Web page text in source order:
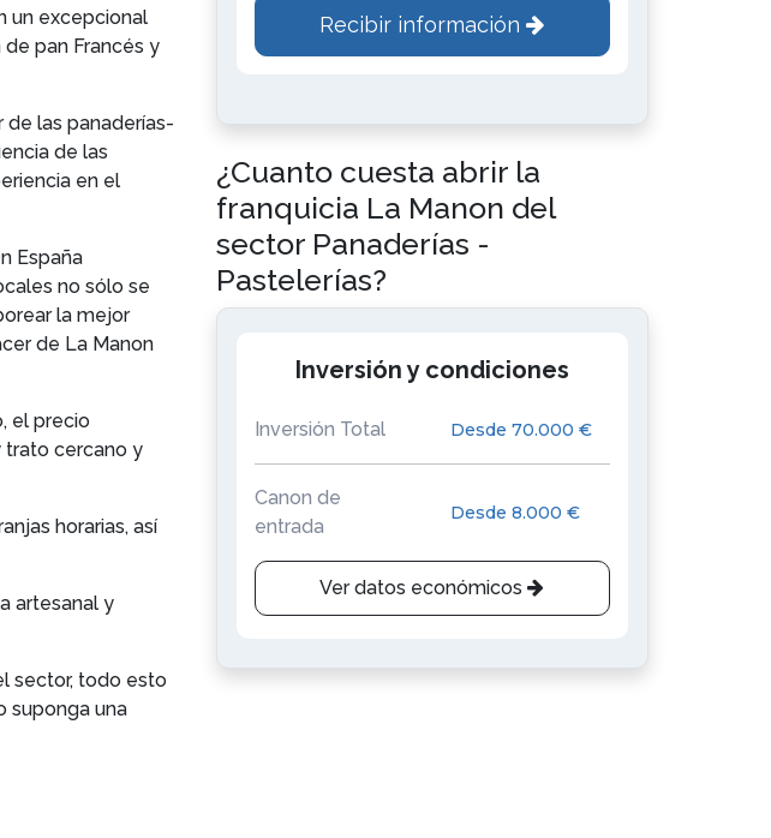
un excepcional
pan Francés y
las panaderías-
de las
en el
España
no sólo se
la mejor
de La Manon
el precio
trato cercano y
horarias, así
artesanal y
sector, todo esto
suponga una
Recibir información
¿Cuanto cuesta abrir la
franquicia La Manon del
sector Panaderías -
Pastelerías?
Inversión y condiciones
Inversión Total Desde 70.000 €
Canon de
entrada
Desde 8.000 €
Ver datos económicos